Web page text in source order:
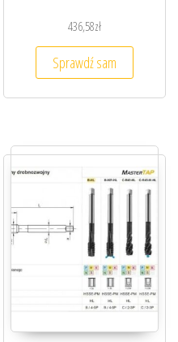
436,58zł
Sprawdź sam